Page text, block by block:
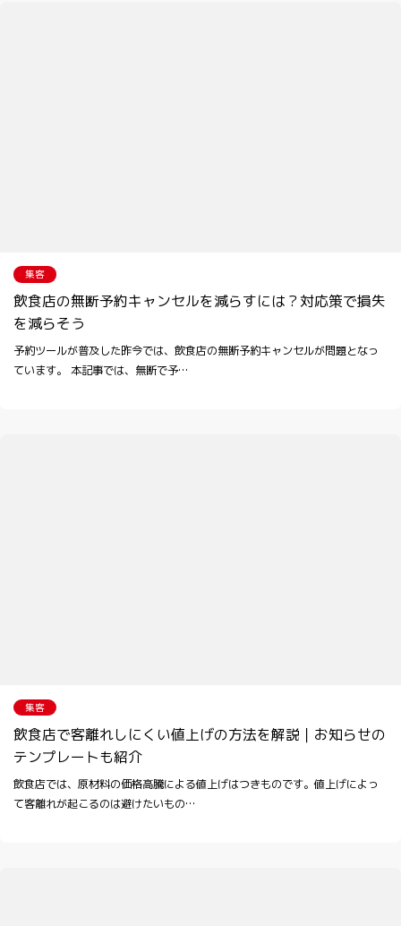
集客
飲食店の無断予約キャンセルを減らすには？対応策で損失
を減らそう
予約ツールが普及した昨今では、飲食店の無断予約キャンセルが問題となっ
ています。 本記事では、無断で予…
集客
飲食店で客離れしにくい値上げの方法を解説｜お知らせの
テンプレートも紹介
飲食店では、原材料の価格高騰による値上げはつきものです。値上げによっ
て客離れが起こるのは避けたいもの…